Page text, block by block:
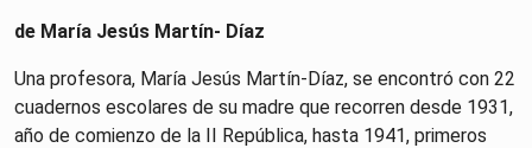
de María Jesús Martín- Díaz
Una profesora, María Jesús Martín-Díaz, se encontró con 22
cuadernos escolares de su madre que recorren desde 1931,
año de comienzo de la II República, hasta 1941, primeros